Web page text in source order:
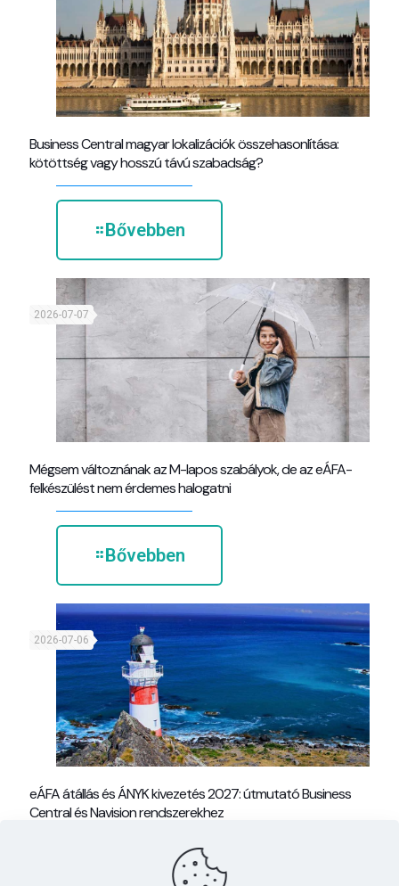
Business Central magyar lokalizációk összehasonlítása:
kötöttség vagy hosszú távú szabadság?
Bővebben
2026-07-07
Mégsem változnának az M-lapos szabályok, de az eÁFA-
felkészülést nem érdemes halogatni
Bővebben
2026-07-06
eÁFA átállás és ÁNYK kivezetés 2027: útmutató Business
Central és Navision rendszerekhez
Bővebben